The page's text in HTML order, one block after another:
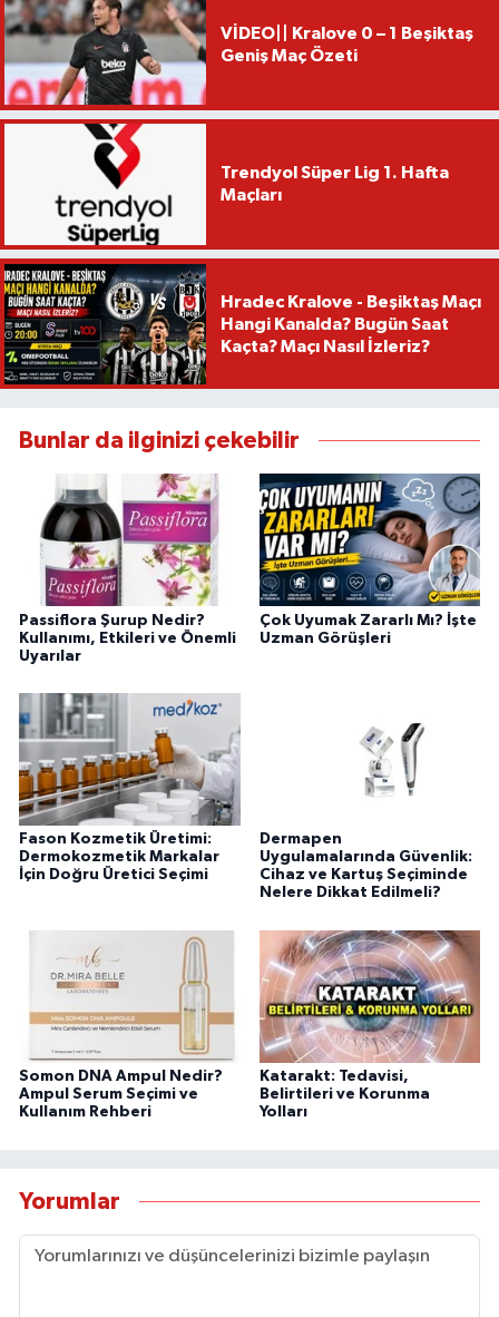
VİDEO|| Kralove 0 – 1 Beşiktaş
Geniş Maç Özeti
Trendyol Süper Lig 1. Hafta
Maçları
Hradec Kralove - Beşiktaş Maçı
Hangi Kanalda? Bugün Saat
Kaçta? Maçı Nasıl İzleriz?
Bunlar da ilginizi çekebilir
Passiflora Şurup Nedir?
Kullanımı, Etkileri ve Önemli
Uyarılar
Çok Uyumak Zararlı Mı? İşte
Uzman Görüşleri
Fason Kozmetik Üretimi:
Dermokozmetik Markalar
İçin Doğru Üretici Seçimi
Dermapen
Uygulamalarında Güvenlik:
Cihaz ve Kartuş Seçiminde
Nelere Dikkat Edilmeli?
Somon DNA Ampul Nedir?
Ampul Serum Seçimi ve
Kullanım Rehberi
Katarakt: Tedavisi,
Belirtileri ve Korunma
Yolları
Yorumlar